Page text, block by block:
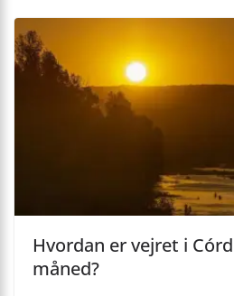
Hvordan er vejret i
måned?